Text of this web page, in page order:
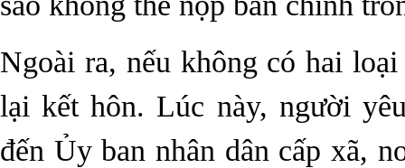
Ngoài ra, nếu không có hai
lại kết hôn. Lúc này, người
đến Ủy ban nhân dân cấp xã,